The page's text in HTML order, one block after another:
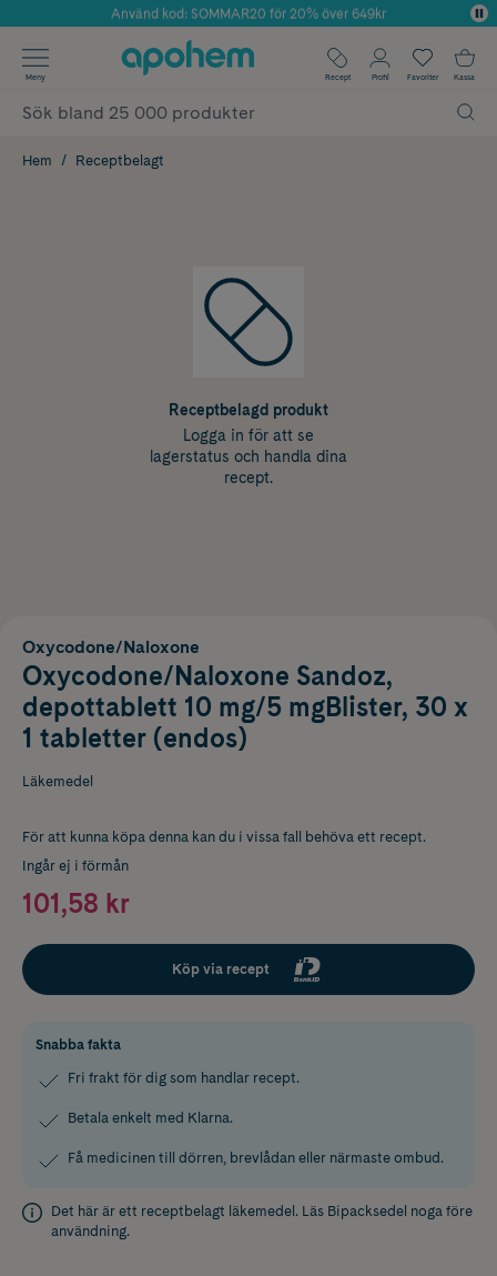
Årets Butik 2025 inom Skönhet
Använd kod: SOMMAR20 för 20% över 649kr
✓ Fri frakt
✓ Poäng på alla köp*
Meny Recept Profil Favoriter Kassa
Hem Receptbelagt
Receptbelagd produkt
Logga in för att se
lagerstatus och handla dina
recept.
Oxycodone/Naloxone
Oxycodone/Naloxone Sandoz,
depottablett 10 mg/5 mgBlister, 30 x
1 tabletter (endos)
Läkemedel
För att kunna köpa denna kan du i vissa fall behöva ett recept.
Ingår ej i förmån
101,58 kr
Köp via recept
Snabba fakta
Fri frakt för dig som handlar recept.
Betala enkelt med Klarna.
Få medicinen till dörren, brevlådan eller närmaste ombud.
Det här är ett receptbelagt läkemedel. Läs Bipacksedel noga före
användning.